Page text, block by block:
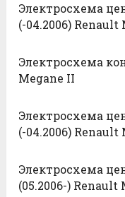
Электросхема
(-04.2006) Renault
Электросхема
Megane II
Электросхема
(-04.2006) Renault
Электросхема
(05.2006-) Renault